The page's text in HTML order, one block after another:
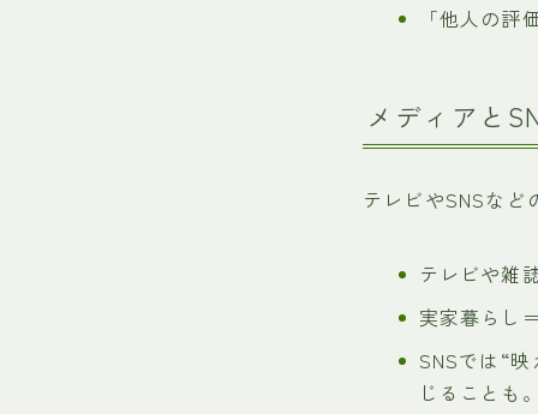
「他人の
メディアと
テレビやSNSな
テレビや雑
実家暮らし
SNSでは“
じることも